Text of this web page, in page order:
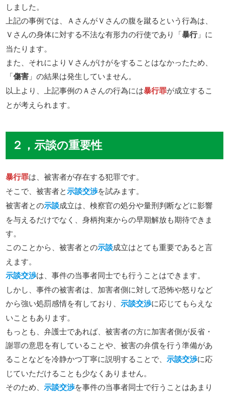
しました。
上記の事例では、ＡさんがＶさんの腹を蹴るという行為は、
Ｖさんの身体に対する不法な有形力の行使であり「暴行」に
当たります。
また、それによりＶさんがけがをすることはなかったため、
「傷害 」の結果は発生していません。
以上より、上記事例のＡさんの行為には暴行罪が成立するこ
とが考えられます。
２，示談の重要性
暴行罪は、被害者が存在する犯罪です。
そこで、被害者と示談交渉を試みます。
被害者との示談成立は、検察官の処分や量刑判断などに影響
を与えるだけでなく、身柄拘束からの早期解放も期待できま
す。
このことから、被害者との示談成立はとても重要であると言
えます。
示談交渉は、事件の当事者同士でも行うことはできます。
しかし、事件の被害者は、加害者側に対して恐怖や怒りなど
から強い処罰感情を有しており、示談交渉に応じてもらえな
いこともあります。
もっとも、弁護士であれば、被害者の方に加害者側が反省・
謝罪の意思を有していることや、被害の弁償を行う準備があ
ることなどを冷静かつ丁寧に説明することで、示談交渉に応
じていただけることも少なくありません。
そのため、示談交渉を事件の当事者同士で行うことはあまり